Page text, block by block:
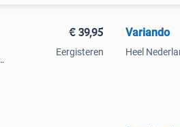
€ 39,95
Eergisteren
Variando
Heel